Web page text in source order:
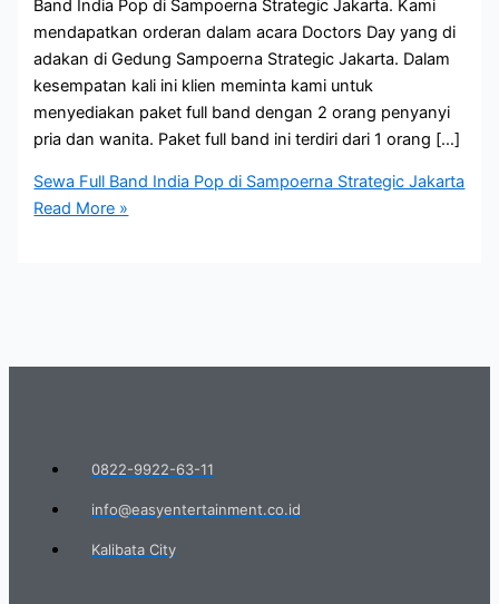
Band India Pop di Sampoerna Strategic Jakarta. Kami
mendapatkan orderan dalam acara Doctors Day yang di
adakan di Gedung Sampoerna Strategic Jakarta. Dalam
kesempatan kali ini klien meminta kami untuk
menyediakan paket full band dengan 2 orang penyanyi
pria dan wanita. Paket full band ini terdiri dari 1 orang […]
Sewa Full Band India Pop di Sampoerna Strategic Jakarta
Read More »
0822-9922-63-11
info@easyentertainment.co.id
Kalibata City